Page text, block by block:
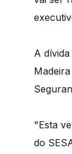
A
"Esta
do